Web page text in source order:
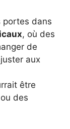
portes dans
, où des
de
aux
être
des